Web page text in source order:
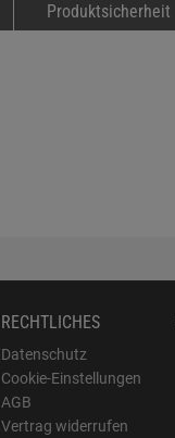
Produktsicherheit
RECHTLICHES
Datenschutz
Cookie-Einstellungen
AGB
Vertrag widerrufen